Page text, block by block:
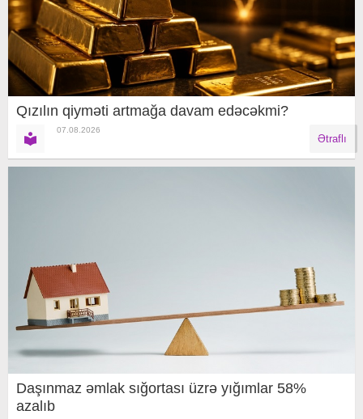
Qızılın qiyməti artmağa davam edəcəkmi?
07.08.2026
Ətraflı
Daşınmaz əmlak sığortası üzrə yığımlar 58%
azalıb